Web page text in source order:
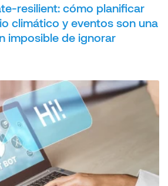
resilient: cómo planificar
climático y eventos son una
imposible de ignorar